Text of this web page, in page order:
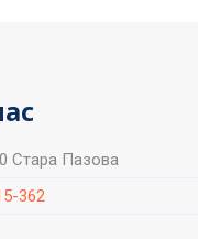
Стара Пазова
362